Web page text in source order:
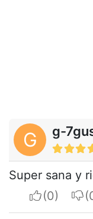
G g-
Super sana y
I
I